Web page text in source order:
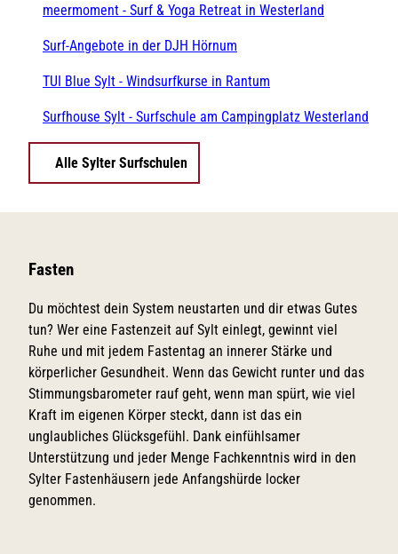
meermoment - Surf & Yoga Retreat in Westerland
Surf-Angebote in der DJH Hörnum
TUI Blue Sylt - Windsurfkurse in Rantum
Surfhouse Sylt - Surfschule am Campingplatz Westerland
Alle Sylter Surfschulen
Fasten
Du möchtest dein System neustarten und dir etwas Gutes
tun? Wer eine Fastenzeit auf Sylt einlegt, gewinnt viel
Ruhe und mit jedem Fastentag an innerer Stärke und
körperlicher Gesundheit. Wenn das Gewicht runter und das
Stimmungsbarometer rauf geht, wenn man spürt, wie viel
Kraft im eigenen Körper steckt, dann ist das ein
unglaubliches Glücksgefühl. Dank einfühlsamer
Unterstützung und jeder Menge Fachkenntnis wird in den
Sylter Fastenhäusern jede Anfangshürde locker
genommen.